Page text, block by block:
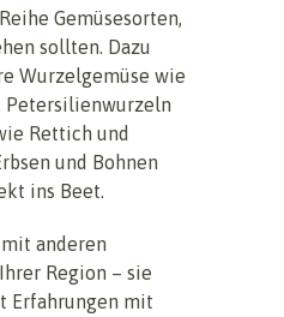
Gemüsesorten,
sollten. Dazu
Wurzelgemüse wie
Petersilienwurzeln
Rettich und
und Bohnen
ins Beet.
anderen
Region – sie
Erfahrungen mit